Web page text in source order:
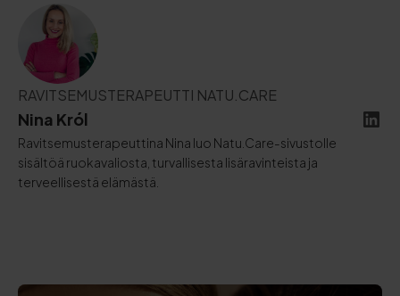
RAVITSEMUSTERAPEUTTI NATU.CARE
Nina Król
Ravitsemusterapeuttina Nina luo Natu.Care-sivustolle
sisältöä ruokavaliosta, turvallisesta lisäravinteista ja
terveellisestä elämästä.